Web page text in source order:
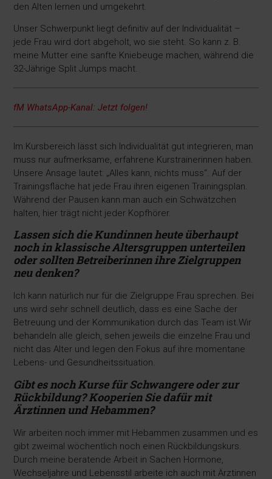
den Alten lernen und umgekehrt.
Unser Schwerpunkt liegt definitiv auf der Individualität –
jede Frau wird dort abgeholt, wo sie steht. So kann z. B.
meine Mutter eine sanfte Kniebeuge machen, während die
32-Jährige Split Jumps macht.
fM WhatsApp-Kanal: Jetzt folgen!
Im Kursbereich lässt sich Individualität gut integrieren, man
muss nur aufmerksame, erfahrene Kurstrainerinnen haben.
Unsere Ansage lautet: „Alles kann, nichts muss“. Auf der
Trainingsfläche hat jede Frau ihren eigenen Trainingsplan.
Während der Pausen kann man auch ein Schwätzchen
halten, hier trägt nicht jeder Kopfhörer.
Lassen sich die Kundinnen heute überhaupt
nochin klassische Altersgruppen unterteilen
oder solltenBetreiberinnen ihre Zielgruppen
neu denken?
Ich kann natürlich nur für die Zielgruppe Frau sprechen. Bei
uns wird sehr schnell deutlich, dass es eine Sache der
Betreuung und der Kommunikation durch das Team ist.Wir
behandeln alle gleich, sehen jeweils die einzelne Frau und
nicht das Alter und legen den Fokus auf ihre momentane
Lebens- und Gesundheitssituation.
Gibt es noch Kurse für Schwangere oder zur
Rückbildung? Kooperien Sie dafür mit
Ärztinnen und Hebammen?
Wir arbeiten noch immer mit Hebammen zusammen und es
gibt zweimal wöchentlich noch einen Rückbildungskurs.
Durch meine beratende Arbeit in Sachen Hormone,
Wechseljahre und Lebensstil arbeite ich auch mit Ärztinnen